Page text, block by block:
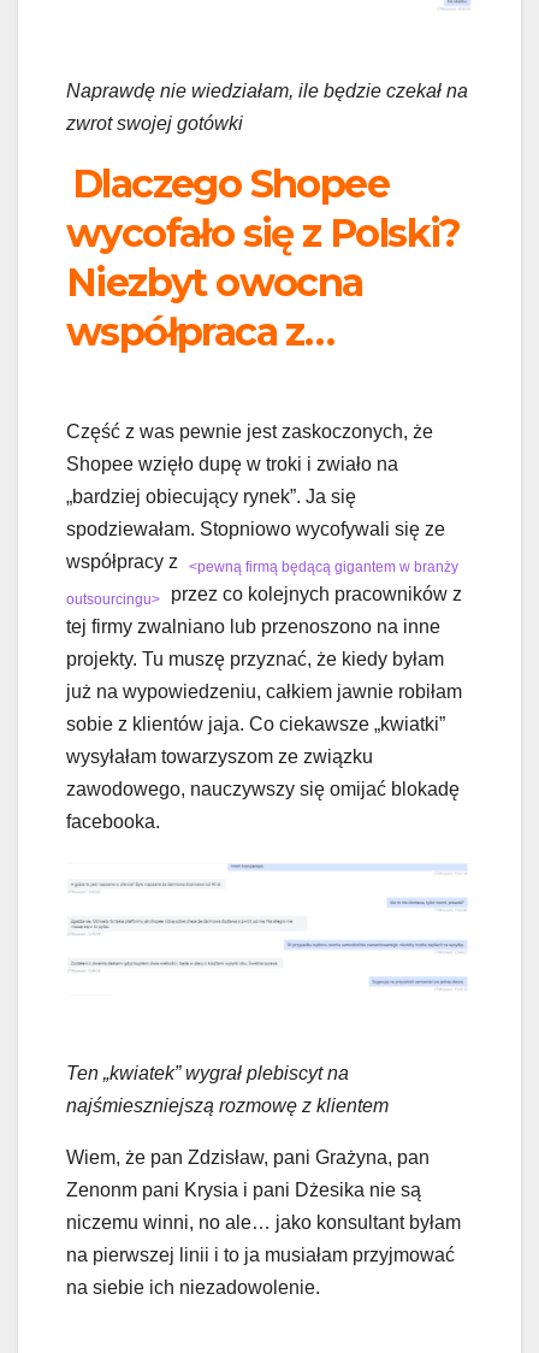
Naprawdę nie wiedziałam, ile będzie czekał na
zwrot swojej gotówki
Dlaczego Shopee
wycofało się z Polski?
Niezbyt owocna
współpraca z…
Część z was pewnie jest zaskoczonych, że
Shopee wzięło dupę w troki i zwiało na
„bardziej obiecujący rynek”. Ja się
spodziewałam. Stopniowo wycofywali się ze
współpracy z
<pewną firmą będącą gigantem w branży
outsourcingu>
przez co kolejnych pracowników z
tej firmy zwalniano lub przenoszono na inne
projekty. Tu muszę przyznać, że kiedy byłam
już na wypowiedzeniu, całkiem jawnie robiłam
sobie z klientów jaja. Co ciekawsze „kwiatki”
wysyłałam towarzyszom ze związku
zawodowego, nauczywszy się omijać blokadę
facebooka.
Ten „kwiatek” wygrał plebiscyt na
najśmieszniejszą rozmowę z klientem
Wiem, że pan Zdzisław, pani Grażyna, pan
Zenonm pani Krysia i pani Dżesika nie są
niczemu winni, no ale… jako konsultant byłam
na pierwszej linii i to ja musiałam przyjmować
na siebie ich niezadowolenie.